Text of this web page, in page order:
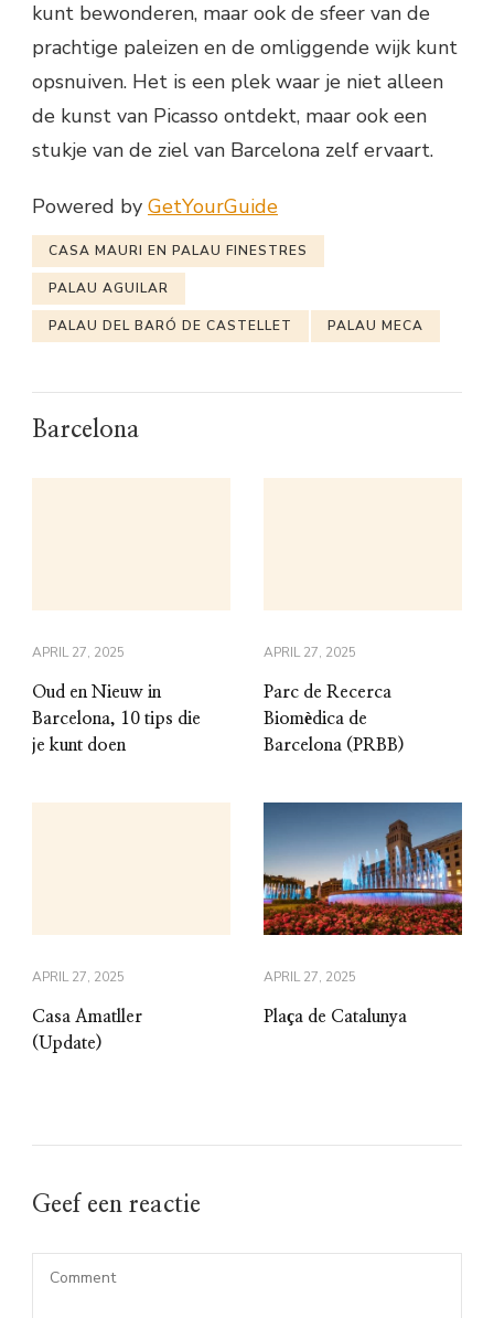
kunt bewonderen, maar ook de sfeer van de
prachtige paleizen en de omliggende wijk kunt
opsnuiven. Het is een plek waar je niet alleen
de kunst van Picasso ontdekt, maar ook een
stukje van de ziel van Barcelona zelf ervaart.
Powered by GetYourGuide
CASA MAURI EN PALAU FINESTRES
PALAU AGUILAR
PALAU DEL BARÓ DE CASTELLET PALAU MECA
Barcelona
APRIL 27, 2025
Oud en Nieuw in
Barcelona, 10 tips die
je kunt doen
APRIL 27, 2025
Parc de Recerca
Biomèdica de
Barcelona (PRBB)
APRIL 27, 2025
Casa Amatller
(Update)
APRIL 27, 2025
Plaça de Catalunya
Geef een reactie